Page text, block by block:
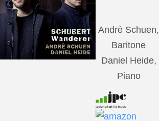
Andrè Schuen,
Baritone
Daniel Heide,
Piano